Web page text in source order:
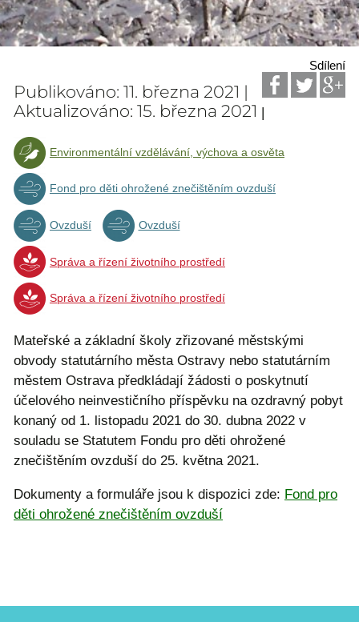
Sdílení
Publikováno: 11. března 2021 |
Aktualizováno: 15. března 2021 |
Environmentální vzdělávání, výchova a osvěta
Fond pro děti ohrožené znečištěním ovzduší
Ovzduší Ovzduší
Správa a řízení životního prostředí
Správa a řízení životního prostředí
Mateřské a základní školy zřizované městskými
obvody statutárního města Ostravy nebo statutárním
městem Ostrava předkládají žádosti o poskytnutí
účelového neinvestičního příspěvku na ozdravný pobyt
konaný od 1. listopadu 2021 do 30. dubna 2022 v
souladu se Statutem Fondu pro děti ohrožené
znečištěním ovzduší do 25. května 2021.
Dokumenty a formuláře jsou k dispozici zde: Fond pro
děti ohrožené znečištěním ovzduší